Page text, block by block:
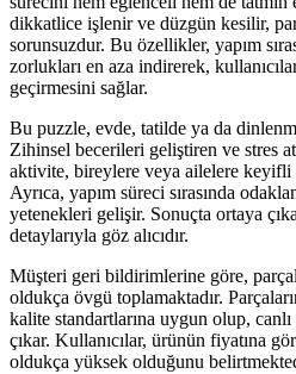
dikkatlice işlenir ve düzgün kesilir,
sorunsuzdur. Bu özellikler, yapım
zorlukları en aza indirerek,
geçirmesini sağlar.
Bu puzzle, evde, tatilde ya da
Zihinsel becerileri geliştiren ve stres
aktivite, bireylere veya ailelere keyifli
Ayrıca, yapım süreci sırasında
yetenekleri gelişir. Sonuçta ortaya
detaylarıyla göz alıcıdır.
Müşteri geri bildirimlerine göre,
oldukça övgü toplamaktadır.
kalite standartlarına uygun olup,
çıkar. Kullanıcılar, ürünün fiyatına
oldukça yüksek olduğunu